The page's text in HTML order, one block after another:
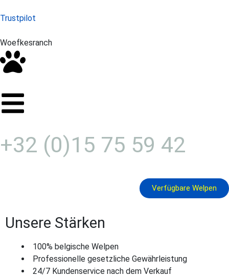
Trustpilot
Woefkesranch
+32 (0)15 75 59 42
Verfügbare Welpen
Unsere Stärken
100% belgische Welpen
Professionelle gesetzliche Gewährleistung
24/7 Kundenservice nach dem Verkauf